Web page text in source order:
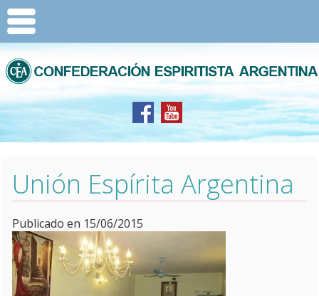
Unión Espírita Argentina
Publicado en 15/06/2015